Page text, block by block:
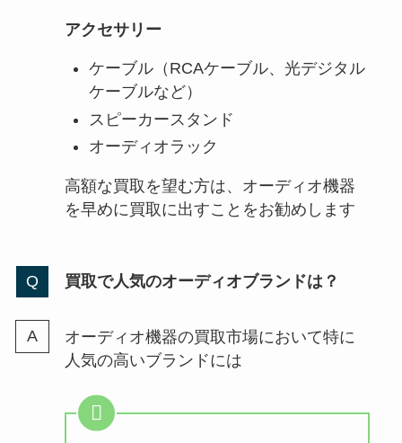
アクセサリー
ケーブル（RCAケーブル、光デジタル
ケーブルなど）
スピーカースタンド
オーディオラック
高額な買取を望む方は、オーディオ機器
を早めに買取に出すことをお勧めします
買取で人気のオーディオブランドは？
オーディオ機器の買取市場において特に
人気の高いブランドには